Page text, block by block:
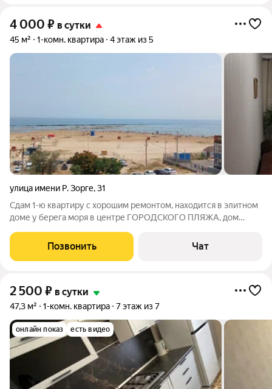
4 000 ₽ в сутки
45 м² 1-комн. квартира 4 этаж из 5
улица имени Р. Зорге,31
Сдам 1-ю квартиру с хорошим ремонтом, находится в элитном
доме у берега моря в центре ГОРОДСКОГО ПЛЯЖА, дом
и кафе, рядом аквапарк, набережная. Парковки бесплатные.
Имеются все условия:
Позвонить Чат
2 500 ₽ в сутки
47,3 м² 1-комн. квартира 7 этаж из 7
онлайн показ есть видео